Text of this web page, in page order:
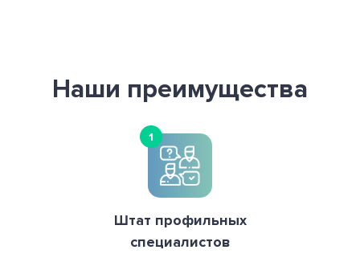
Наши преимущества
1
Штат профильных
специалистов